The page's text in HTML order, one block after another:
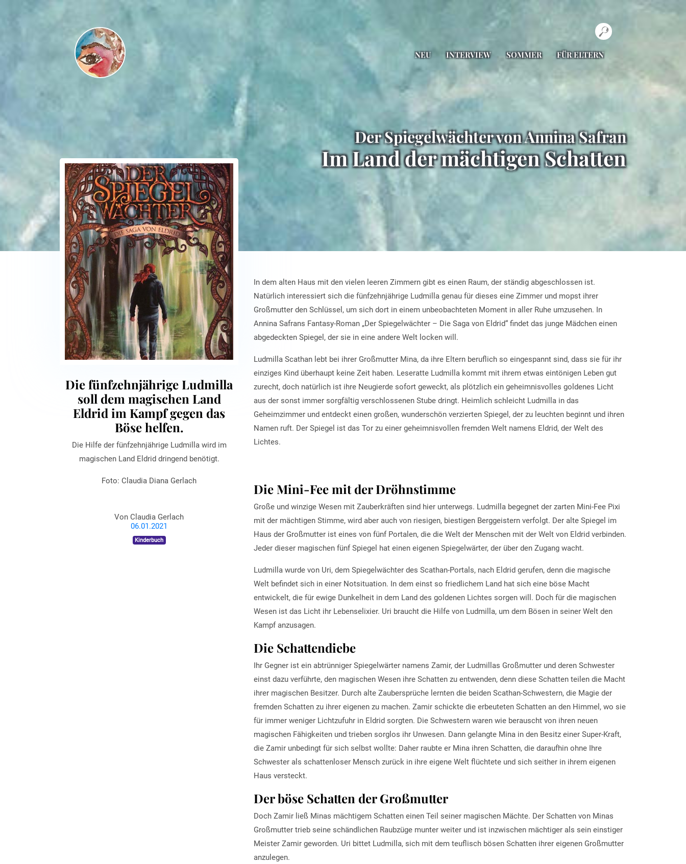
NEU INTERVIEW SOMMER FÜR ELTERN
Der Spiegelwächter von Annina Safran
Im Land der mächtigen Schatten
Die fünfzehnjährige Ludmilla
soll dem magischen Land
Eldrid im Kampf gegen das
Böse helfen.
Die Hilfe der fünfzehnjährige Ludmilla wird im
magischen Land Eldrid dringend benötigt.
Foto: Claudia Diana Gerlach
Von Claudia Gerlach
06.01.2021
Kinderbuch
In dem alten Haus mit den vielen leeren Zimmern gibt es einen Raum, der ständig abgeschlossen ist.
Natürlich interessiert sich die fünfzehnjährige Ludmilla genau für dieses eine Zimmer und mopst ihrer
Großmutter den Schlüssel, um sich dort in einem unbeobachteten Moment in aller Ruhe umzusehen. In
Annina Safrans Fantasy-Roman „Der Spiegelwächter – Die Saga von Eldrid“ findet das junge Mädchen einen
abgedeckten Spiegel, der sie in eine andere Welt locken will.
Ludmilla Scathan lebt bei ihrer Großmutter Mina, da ihre Eltern beruflich so eingespannt sind, dass sie für ihr
einziges Kind überhaupt keine Zeit haben. Leseratte Ludmilla kommt mit ihrem etwas eintönigen Leben gut
zurecht, doch natürlich ist ihre Neugierde sofort geweckt, als plötzlich ein geheimnisvolles goldenes Licht
aus der sonst immer sorgfältig verschlossenen Stube dringt. Heimlich schleicht Ludmilla in das
Geheimzimmer und entdeckt einen großen, wunderschön verzierten Spiegel, der zu leuchten beginnt und ihren
Namen ruft. Der Spiegel ist das Tor zu einer geheimnisvollen fremden Welt namens Eldrid, der Welt des
Lichtes.
Die Mini-Fee mit der Dröhnstimme
Große und winzige Wesen mit Zauberkräften sind hier unterwegs. Ludmilla begegnet der zarten Mini-Fee Pixi
mit der mächtigen Stimme, wird aber auch von riesigen, biestigen Berggeistern verfolgt. Der alte Spiegel im
Haus der Großmutter ist eines von fünf Portalen, die die Welt der Menschen mit der Welt von Eldrid verbinden.
Jeder dieser magischen fünf Spiegel hat einen eigenen Spiegelwärter, der über den Zugang wacht.
Ludmilla wurde von Uri, dem Spiegelwächter des Scathan-Portals, nach Eldrid gerufen, denn die magische
Welt befindet sich in einer Notsituation. In dem einst so friedlichem Land hat sich eine böse Macht
entwickelt, die für ewige Dunkelheit in dem Land des goldenen Lichtes sorgen will. Doch für die magischen
Wesen ist das Licht ihr Lebenselixier. Uri braucht die Hilfe von Ludmilla, um dem Bösen in seiner Welt den
Kampf anzusagen.
Die Schattendiebe
Ihr Gegner ist ein abtrünniger Spiegelwärter namens Zamir, der Ludmillas Großmutter und deren Schwester
einst dazu verführte, den magischen Wesen ihre Schatten zu entwenden, denn diese Schatten teilen die Macht
ihrer magischen Besitzer. Durch alte Zaubersprüche lernten die beiden Scathan-Schwestern, die Magie der
fremden Schatten zu ihrer eigenen zu machen. Zamir schickte die erbeuteten Schatten an den Himmel, wo sie
für immer weniger Lichtzufuhr in Eldrid sorgten. Die Schwestern waren wie berauscht von ihren neuen
magischen Fähigkeiten und trieben sorglos ihr Unwesen. Dann gelangte Mina in den Besitz einer Super-Kraft,
die Zamir unbedingt für sich selbst wollte: Daher raubte er Mina ihren Schatten, die daraufhin ohne Ihre
Schwester als schattenloser Mensch zurück in ihre eigene Welt flüchtete und sich seither in ihrem eigenen
Haus versteckt.
Der böse Schatten der Großmutter
Doch Zamir ließ Minas mächtigem Schatten einen Teil seiner magischen Mächte. Der Schatten von Minas
Großmutter trieb seine schändlichen Raubzüge munter weiter und ist inzwischen mächtiger als sein einstiger
Meister Zamir geworden. Uri bittet Ludmilla, sich mit dem teuflisch bösen Schatten ihrer eigenen Großmutter
anzulegen.